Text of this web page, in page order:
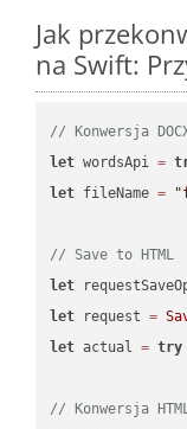
Jak
na Swift:
// Konwersja
let wordsApi =
let fileName =
// Save to HTML
let
let request =
let actual = try
// Konwersja